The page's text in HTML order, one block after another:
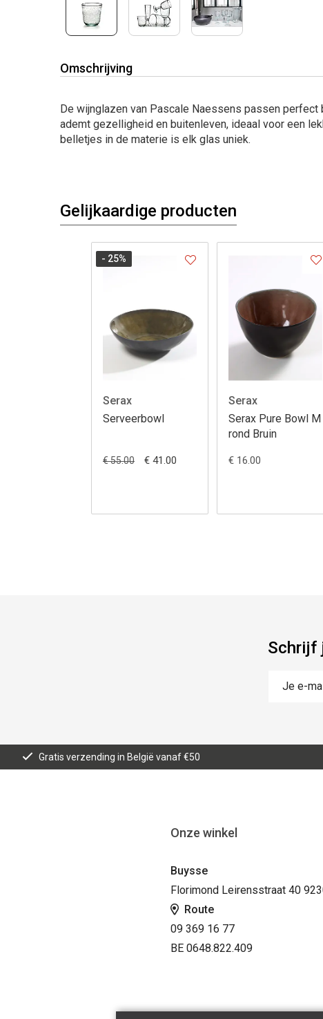
Omschrijving
De wijnglazen van Pascale Naessens passen perfect
ademt gezelligheid en buitenleven, ideaal voor een
belletjes in de materie is elk glas uniek.
Gelijkaardige producten
Serax
Serveerbowl
€ 55.00 € 41.00
- 25%
Serax
Serax Pure Bowl M
rond Bruin
€ 16.00
Schrijf
Gratis verzending in België vanaf €50
Onze winkel
Buysse
Florimond Leirensstraat 40
Route
09 369 16 77
BE 0648.822.409